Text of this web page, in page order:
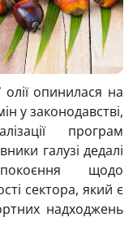
олії опинилася на
у законодавстві,
програм
галузі дедалі
щодо
сектора, який є
надходжень